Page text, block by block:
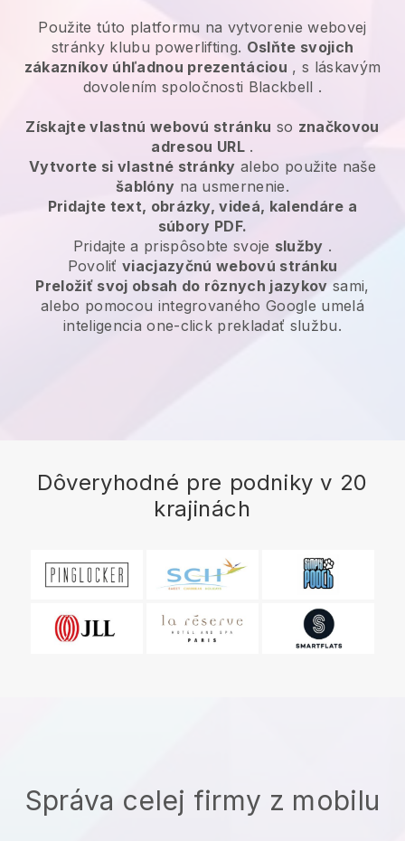
Použite túto platformu na vytvorenie webovej
stránky klubu powerlifting. Oslňte svojich
zákazníkov úhľadnou prezentáciou , s láskavým
dovolením spoločnosti Blackbell .
Získajte vlastnú webovú stránku so značkovou
adresou URL.
Vytvorte si vlastné stránky alebo použite naše
šablóny na usmernenie.
Pridajte text, obrázky, videá, kalendáre a
súbory PDF.
Pridajte a prispôsobte svoje služby .
Povoliťviacjazyčnú webovú stránku
Preložiť svoj obsah do rôznych jazykov sami,
alebo pomocou integrovaného Google umelá
inteligencia one-click prekladať službu.
Dôveryhodné pre podniky v 20
krajinách
Správa celej firmy z mobilu